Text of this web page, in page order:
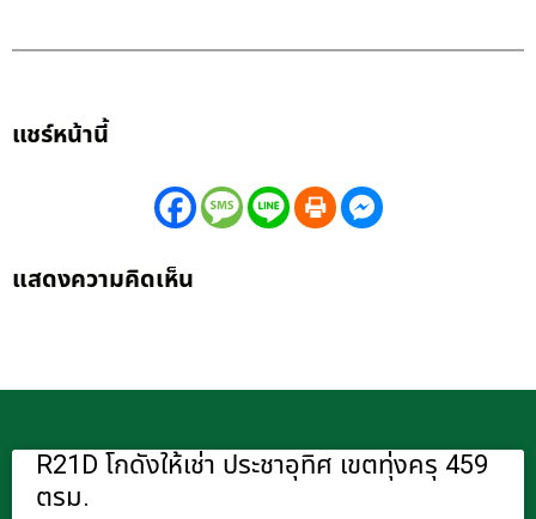
แชร์หน้านี้
แสดงความคิดเห็น
R21D โกดังให้เช่า ประชาอุทิศ เขตทุ่งครุ 459
ตรม.